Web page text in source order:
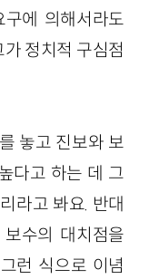
에 의해서라도
정치적 구심점
놓고 진보와 보
다고 하는 데 그
라고 봐요. 반대
수의 대치점을
런 식으로 이념